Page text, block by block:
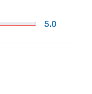
5.0